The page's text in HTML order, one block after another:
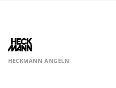
HECKMANN ANGELN